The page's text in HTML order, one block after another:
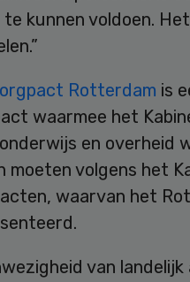
kunnen voldoen.
Rotterdam is
waarmee het
en overheid
moeten volgens het
waarvan het
van